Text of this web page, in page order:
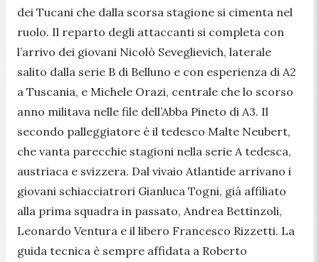
dei Tucani che dalla scorsa stagione si cimenta nel
ruolo. Il reparto degli attaccanti si completa con
l’arrivo dei giovani Nicolò Seveglievich, laterale
salito dalla serie B di Belluno e con esperienza di A2
a Tuscania, e Michele Orazi, centrale che lo scorso
anno militava nelle file dell’Abba Pineto di A3. Il
secondo palleggiatore è il tedesco Malte Neubert,
che vanta parecchie stagioni nella serie A tedesca,
austriaca e svizzera. Dal vivaio Atlantide arrivano i
giovani schiacciatrori Gianluca Togni, già affiliato
alla prima squadra in passato, Andrea Bettinzoli,
Leonardo Ventura e il libero Francesco Rizzetti. La
guida tecnica è sempre affidata a Roberto